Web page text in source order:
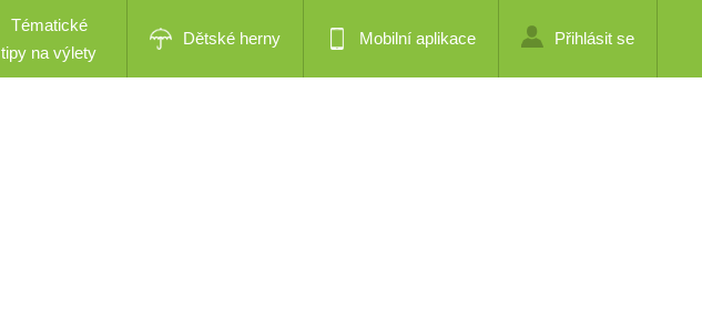
Tématické
tipy na výlety
Dětské herny Mobilní aplikace Přihlásit se